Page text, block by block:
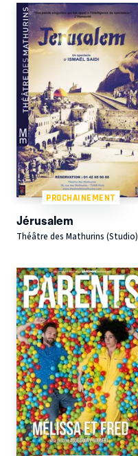
PROCHAINEMENT
Jérusalem
Théâtre des Mathurins (Studio)